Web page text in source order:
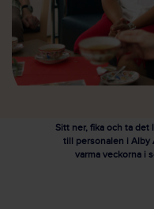
Sitt ner, fika och ta
till personalen i Alby
varma veckorna i